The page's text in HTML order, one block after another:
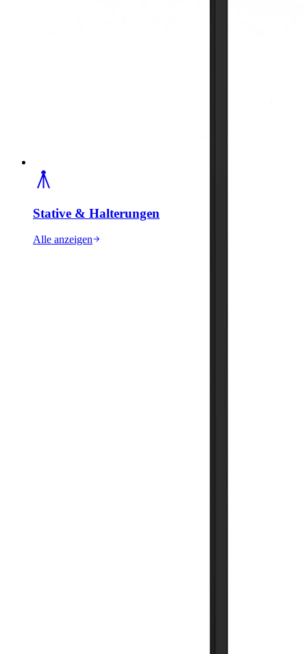
Stative & Halterungen
Alle anzeigen